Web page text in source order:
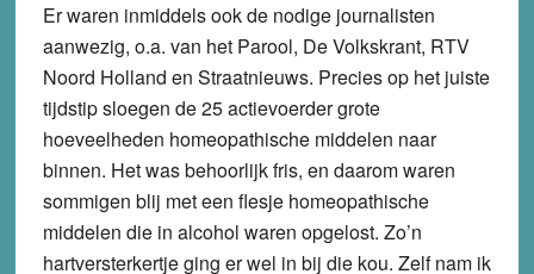
Er waren inmiddels ook de nodige journalisten
aanwezig, o.a. van het Parool, De Volkskrant, RTV
Noord Holland en Straatnieuws. Precies op het juiste
tijdstip sloegen de 25 actievoerder grote
hoeveelheden homeopathische middelen naar
binnen. Het was behoorlijk fris, en daarom waren
sommigen blij met een flesje homeopathische
middelen die in alcohol waren opgelost. Zo’n
hartversterkertje ging er wel in bij die kou. Zelf nam ik